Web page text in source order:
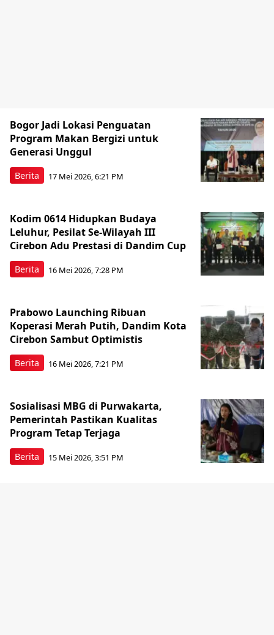
Berita
Bogor Jadi Lokasi Penguatan
Program Makan Bergizi untuk
Generasi Unggul
17 Mei 2026, 6:21 PM
Berita
Kodim 0614 Hidupkan Budaya
Leluhur, Pesilat Se-Wilayah III
Cirebon Adu Prestasi di Dandim Cup
16 Mei 2026, 7:28 PM
Berita
Prabowo Launching Ribuan
Koperasi Merah Putih, Dandim Kota
Cirebon Sambut Optimistis
16 Mei 2026, 7:21 PM
Berita
Sosialisasi MBG di Purwakarta,
Pemerintah Pastikan Kualitas
Program Tetap Terjaga
15 Mei 2026, 3:51 PM